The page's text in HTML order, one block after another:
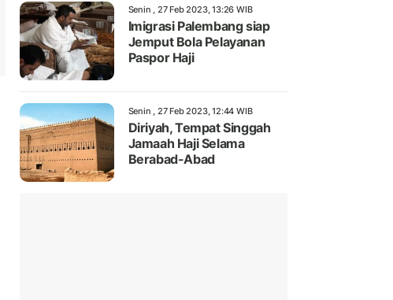
Senin , 27 Feb 2023, 13:26 WIB
Imigrasi Palembang siap
Jemput Bola Pelayanan
Paspor Haji
Senin , 27 Feb 2023, 12:44 WIB
Diriyah, Tempat Singgah
Jamaah Haji Selama
Berabad-Abad